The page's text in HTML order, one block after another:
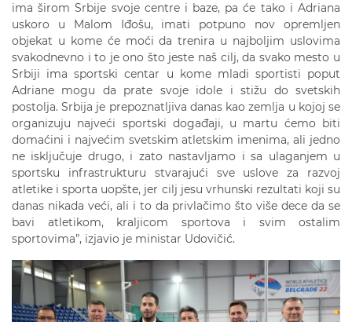
ima širom Srbije svoje centre i baze, pa će tako i Adriana
uskoro u Malom Iđošu, imati potpuno nov opremljen
objekat u kome će moći da trenira u najboljim uslovima
svakodnevno i to je ono što jeste naš cilj, da svako mesto u
Srbiji ima sportski centar u kome mladi sportisti poput
Adriane mogu da prate svoje idole i stižu do svetskih
postolja. Srbija je prepoznatljiva danas kao zemlja u kojoj se
organizuju najveći sportski događaji, u martu ćemo biti
domaćini i najvećim svetskim atletskim imenima, ali jedno
ne isključuje drugo, i zato nastavljamo i sa ulaganjem u
sportsku infrastrukturu stvarajući sve uslove za razvoj
atletike i sporta uopšte, jer cilj jesu vrhunski rezultati koji su
danas nikada veći, ali i to da privlačimo što više dece da se
bavi atletikom, kraljicom sportova i svim ostalim
sportovima”, izjavio je ministar Udovičić.